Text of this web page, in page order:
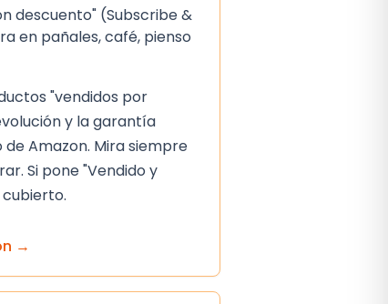
descuento" (Subscribe &
en pañales, café, pienso
"vendidos por
y la garantía
Amazon. Mira siempre
Si pone "Vendido y
→